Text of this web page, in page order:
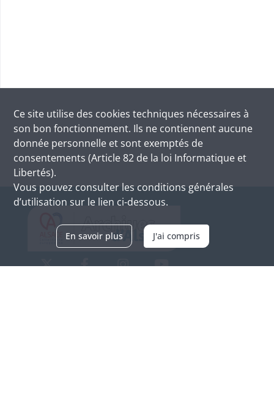
Ce site utilise des cookies techniques nécessaires à
son bon fonctionnement. Ils ne contiennent aucune
donnée personnelle et sont exemptés de
consentements (Article 82 de la loi Informatique et
Libertés).
Vous pouvez consulter les conditions générales
d’utilisation sur le lien ci-dessous.
En savoir plus J'ai compris